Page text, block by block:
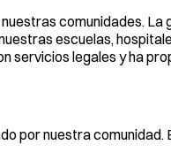
comunidades. La
escuelas,
servicios legales y ha
por nuestra comunidad.